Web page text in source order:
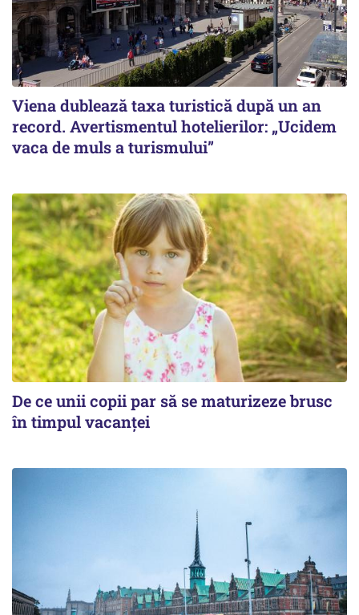
Viena dublează taxa turistică după un an
record. Avertismentul hotelierilor: „Ucidem
vaca de muls a turismului”
De ce unii copii par să se maturizeze brusc
în timpul vacanței